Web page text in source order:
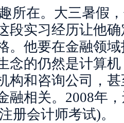
所在。大三暑假
段实习经历让他
。他要在金融领
念的仍然是计算
构和咨询公司，
融相关。2008年
册会计师考试)。